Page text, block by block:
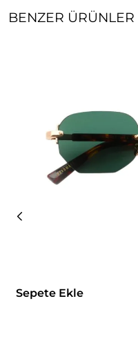
BENZER ÜRÜNLER
Sepete Ekle